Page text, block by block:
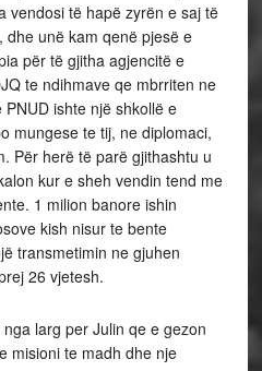
vendosi të hapë zyrën e saj të
dhe unë kam qenë pjesë e
për të gjitha agjencitë e
te ndihmave qe mbrriten ne
ishte një shkollë e
mungese te tij, ne diplomaci,
Për herë të parë gjithashtu u
kur e sheh vendin tend me
1 milion banore ishin
kish nisur te bente
transmetimin ne gjuhen
26 vjetesh.
larg per Julin qe e gezon
misioni te madh dhe nje